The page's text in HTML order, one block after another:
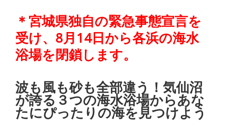
＊宮城県独自の緊急事態宣言を
受け、8月14日から各浜の海水
浴場を閉鎖します。
波も風も砂も全部違う！気仙沼
が誇る３つの海水浴場からあな
たにぴったりの海を見つけよう